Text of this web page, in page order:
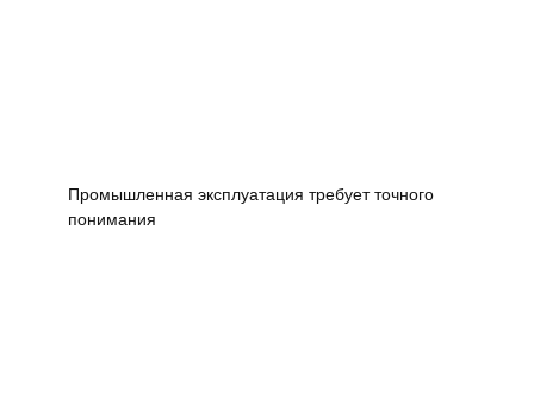
Промышленная эксплуатация требует точного
понимания